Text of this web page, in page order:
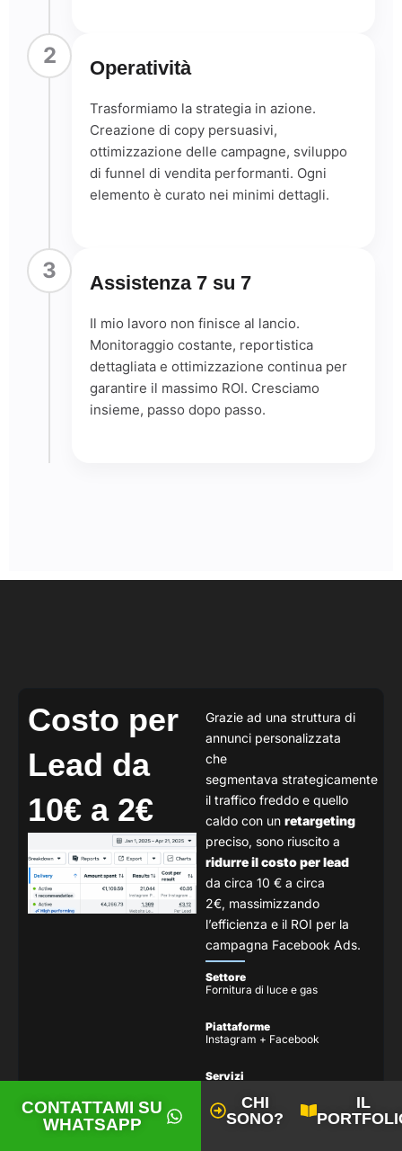
2 Operatività
Trasformiamo la strategia in azione.
Creazione di copy persuasivi,
ottimizzazione delle campagne, sviluppo
di funnel di vendita performanti. Ogni
elemento è curato nei minimi dettagli.
3 Assistenza 7 su 7
Il mio lavoro non finisce al lancio.
Monitoraggio costante, reportistica
dettagliata e ottimizzazione continua per
garantire il massimo ROI. Cresciamo
insieme, passo dopo passo.
Costo per
Lead da
10€ a 2€
Grazie ad una struttura di
annunci personalizzata
che
segmentava strategicamente
il traffico freddo e quello
caldo con un retargeting
preciso, sono riuscito a
ridurre il costo per lead
da circa 10 € a circa
2€, massimizzando
l’efficienza e il ROI per la
campagna Facebook Ads.
Settore
Fornitura di luce e gas
Piattaforme
Instagram + Facebook
Servizi
Meta Ads
CONTATTAMI SU
WHATSAPP
CHI
SONO?
IL